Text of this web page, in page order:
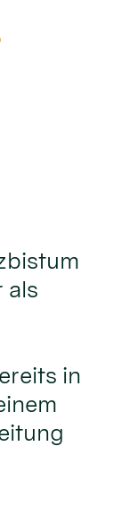
als
in